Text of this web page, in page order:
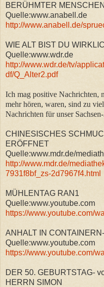
BERÜHMTER MENSCHEN
Quelle:www.anabell.de
http://www.anabell.de/
WIE ALT BIST DU
Quelle:www.wdr.de
http://www.wdr.de/tv/
df/Q_Alter2.pdf
Ich mag positive Nachrichten,
mehr hören, waren, sind zu
Nachrichten für unser
CHINESISCHES
ERÖFFNET
Quelle:www.mdr.de/
http://www.mdr.de/
7931f8bf_zs-2d7967f4.html
MÜHLENTAG RAN1
Quelle:www.youtube.com
https://www.youtube.com/
ANHALT IN
Quelle:www.youtube.com
https://www.youtube.com/
DER 50. GEBURTSTAG-
HERRN SIMON